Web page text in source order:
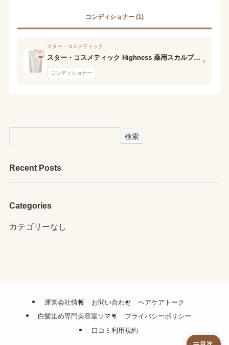
コンディショナー (1)
スター・コスメティック
スター・コスメティック Highness 薬用スカルプクレンズシャンプー
コンディショナー
›
検索
Recent Posts
Categories
カテゴリーなし
運営会社情報 お問い合わせ
ヘアケアトーク
白髪染め専門美容室ソマリ
プライバシーポリシー
口コミ利用規約